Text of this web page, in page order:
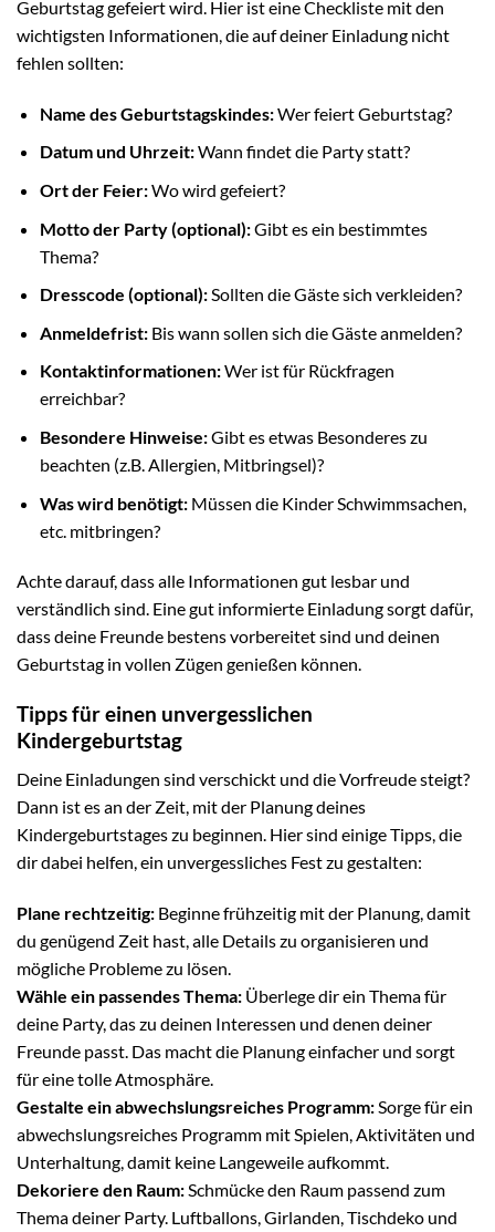
Geburtstag gefeiert wird. Hier ist eine Checkliste mit den
wichtigsten Informationen, die auf deiner Einladung nicht
fehlen sollten:
Name des Geburtstagskindes:Wer feiert Geburtstag?
Datum und Uhrzeit:Wann findet die Party statt?
Ort der Feier:Wo wird gefeiert?
Motto der Party (optional):Gibt es ein bestimmtes
Thema?
Dresscode (optional):Sollten die Gäste sich verkleiden?
Anmeldefrist:Bis wann sollen sich die Gäste anmelden?
Kontaktinformationen:Wer ist für Rückfragen
erreichbar?
Besondere Hinweise:Gibt es etwas Besonderes zu
beachten (z.B. Allergien, Mitbringsel)?
Was wird benötigt:Müssen die Kinder Schwimmsachen,
etc. mitbringen?
Achte darauf, dass alle Informationen gut lesbar und
verständlich sind. Eine gut informierte Einladung sorgt dafür,
dass deine Freunde bestens vorbereitet sind und deinen
Geburtstag in vollen Zügen genießen können.
Tipps für einen unvergesslichen
Kindergeburtstag
Deine Einladungen sind verschickt und die Vorfreude steigt?
Dann ist es an der Zeit, mit der Planung deines
Kindergeburtstages zu beginnen. Hier sind einige Tipps, die
dir dabei helfen, ein unvergessliches Fest zu gestalten:
Plane rechtzeitig: Beginne frühzeitig mit der Planung, damit
du genügend Zeit hast, alle Details zu organisieren und
mögliche Probleme zu lösen.
Wähle ein passendes Thema: Überlege dir ein Thema für
deine Party, das zu deinen Interessen und denen deiner
Freunde passt. Das macht die Planung einfacher und sorgt
für eine tolle Atmosphäre.
Gestalte ein abwechslungsreiches Programm: Sorge für ein
abwechslungsreiches Programm mit Spielen, Aktivitäten und
Unterhaltung, damit keine Langeweile aufkommt.
Dekoriere den Raum: Schmücke den Raum passend zum
Thema deiner Party. Luftballons, Girlanden, Tischdeko und